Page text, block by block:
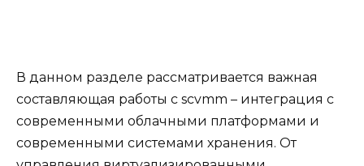
В данном разделе рассматривается важная
составляющая работы с scvmm – интеграция с
современными облачными платформами и
современными системами хранения. От